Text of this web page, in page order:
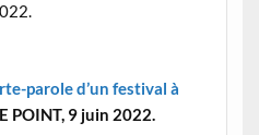
parole d’un festival à
POINT, 9 juin 2022.